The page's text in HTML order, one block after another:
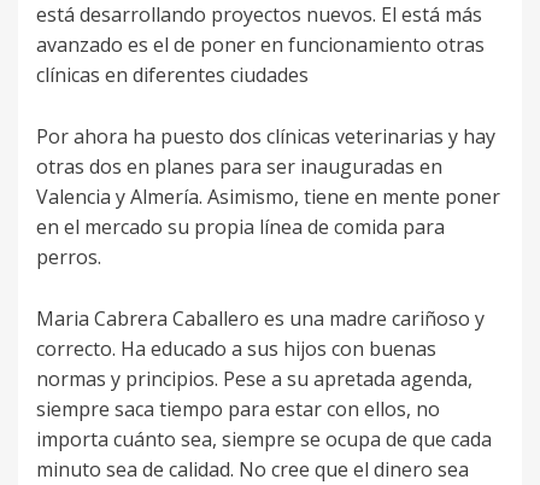
está desarrollando proyectos nuevos. El está más
avanzado es el de poner en funcionamiento otras
clínicas en diferentes ciudades
Por ahora ha puesto dos clínicas veterinarias y hay
otras dos en planes para ser inauguradas en
Valencia y Almería. Asimismo, tiene en mente poner
en el mercado su propia línea de comida para
perros.
Maria Cabrera Caballero es una madre cariñoso y
correcto. Ha educado a sus hijos con buenas
normas y principios. Pese a su apretada agenda,
siempre saca tiempo para estar con ellos, no
importa cuánto sea, siempre se ocupa de que cada
minuto sea de calidad. No cree que el dinero sea